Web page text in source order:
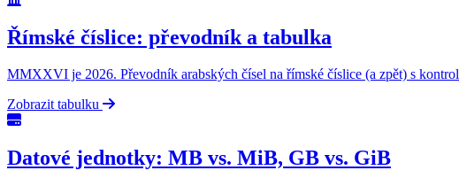
Římské číslice: převodník a tabulka
MMXXVI je 2026. Převodník arabských čísel na římské číslice (a zpět) s
Zobrazit tabulku
Datové jednotky: MB vs. MiB, GB vs. GiB